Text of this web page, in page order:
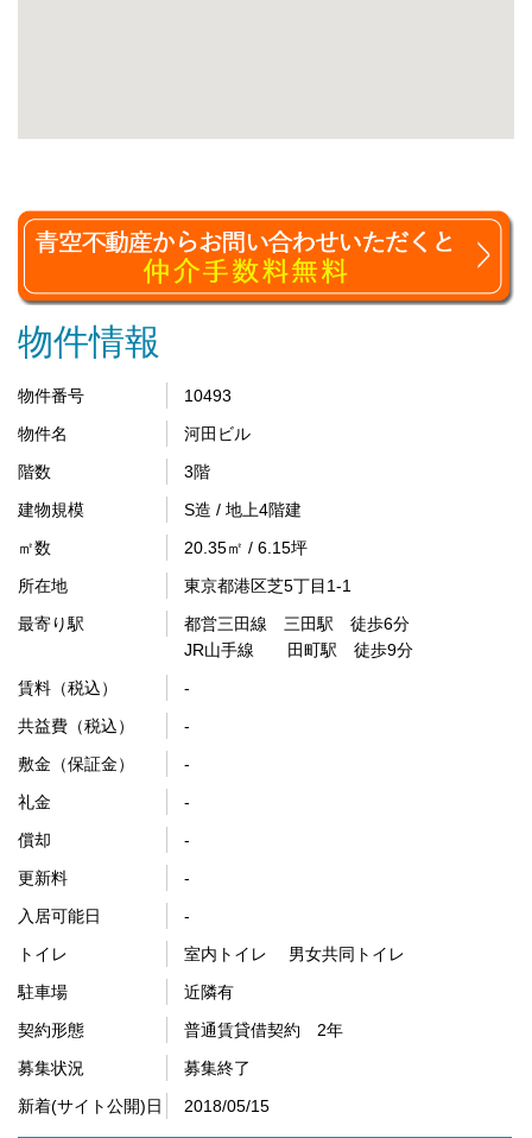
物件情報
物件番号
10493
物件名
河田ビル
階数
3階
建物規模
S造 / 地上4階建
㎡数
20.35㎡ / 6.15坪
所在地
東京都港区芝5丁目1-1
最寄り駅
都営三田線 三田駅 徒歩6分
JR山手線 田町駅 徒歩9分
賃料（税込）
-
共益費（税込）
-
敷金（保証金）
-
礼金
-
償却
-
更新料
-
入居可能日
-
トイレ
室内トイレ 男女共同トイレ
駐車場
近隣有
契約形態
普通賃貸借契約 2年
募集状況
募集終了
新着(サイト公開)日
2018/05/15